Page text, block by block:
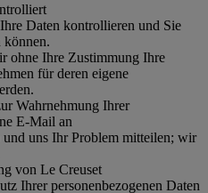
Daten kontrollieren und Sie
können.
ohne Ihre Zustimmung Ihre
für deren eigene
Wahrnehmung Ihrer
E-Mail an
und uns Ihr Problem mitteilen; wir
von Le Creuset
Ihrer personenbezogenen Daten